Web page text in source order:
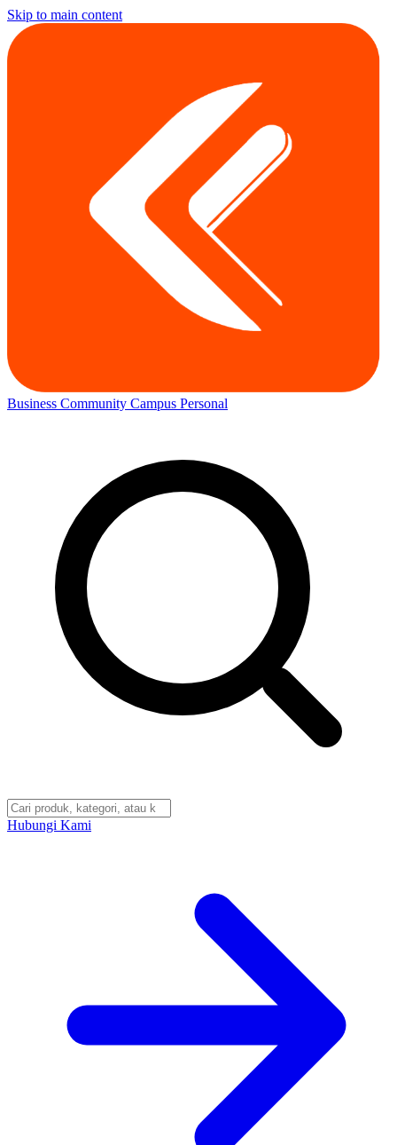
Skip to main content
Business Community Campus Personal
Hubungi Kami